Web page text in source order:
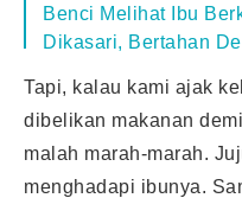
Benci Melihat Ibu
Dikasari, Bertahan
Tapi, kalau kami ajak
dibelikan makanan
malah marah-marah.
menghadapi ibunya.